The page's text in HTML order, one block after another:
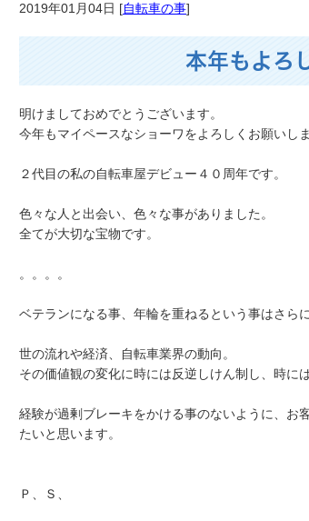
2019年01月04日 [自転車の事]
本年もよろ
明けましておめでとうございます。
今年もマイペースなショーワをよろしくお願いしま
２代目の私の自転車屋デビュー４０周年です。
色々な人と出会い、色々な事がありました。
全てが大切な宝物です。
。。。。
ベテランになる事、年輪を重ねるという事はさら
世の流れや経済、自転車業界の動向。
その価値観の変化に時には反逆しけん制し、時に
経験が過剰ブレーキをかける事のないように、お
たいと思います。
Ｐ、Ｓ、